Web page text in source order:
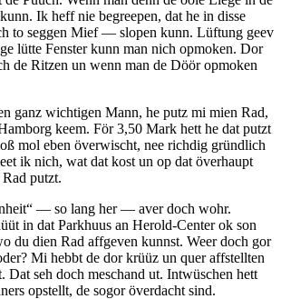
Ik heff nie begreepen, dat he in disse
to seggen Mief — slopen kunn. Lüftung geev
lütte Fenster kunn man nich opmoken. Dor
de Ritzen un wenn man de Döör opmoken
ganz wichtigen Mann, he putz mi mien Rad,
keem. För 3,50 Mark hett he dat putzt
mol eben överwischt, nee richdig gründlich
ik nich, wat dat kost un op dat överhaupt
putzt.
— so lang her — aver doch wohr.
in dat Parkhuus an Herold-Center ok son
du dien Rad affgeven kunnst. Weer doch gor
Mi hebbt de dor krüüz un quer affstellten
Dat seh doch meschand ut. Intwüschen hett
opstellt, de sogor överdacht sind.